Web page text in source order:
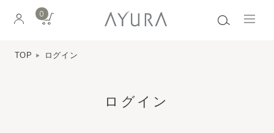
0
TOP ログイン
ログイン